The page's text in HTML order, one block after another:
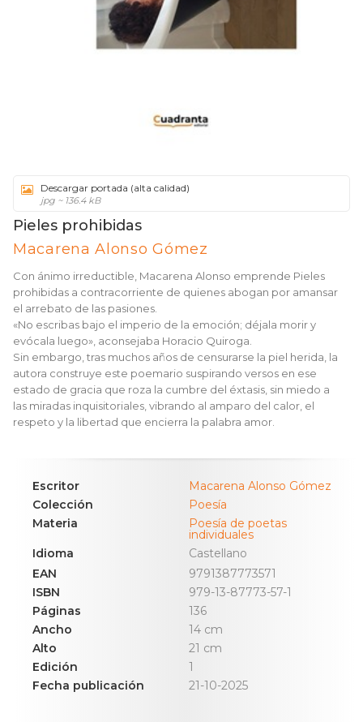
Descargar portada (alta calidad)
jpg ~ 136.4 kB
Pieles prohibidas
Macarena Alonso Gómez
Con ánimo irreductible, Macarena Alonso emprende Pieles
prohibidas a contracorriente de quienes abogan por amansar
el arrebato de las pasiones.
«No escribas bajo el imperio de la emoción; déjala morir y
evócala luego», aconsejaba Horacio Quiroga.
Sin embargo, tras muchos años de censurarse la piel herida, la
autora construye este poemario suspirando versos en ese
estado de gracia que roza la cumbre del éxtasis, sin miedo a
las miradas inquisitoriales, vibrando al amparo del calor, el
respeto y la libertad que encierra la palabra amor.
Escritor
Macarena Alonso Gómez
Colección
Poesía
Materia
Poesía de poetas
individuales
Idioma
Castellano
EAN
9791387773571
ISBN
979-13-87773-57-1
Páginas
136
Ancho
14 cm
Alto
21 cm
Edición
1
Fecha publicación
21-10-2025